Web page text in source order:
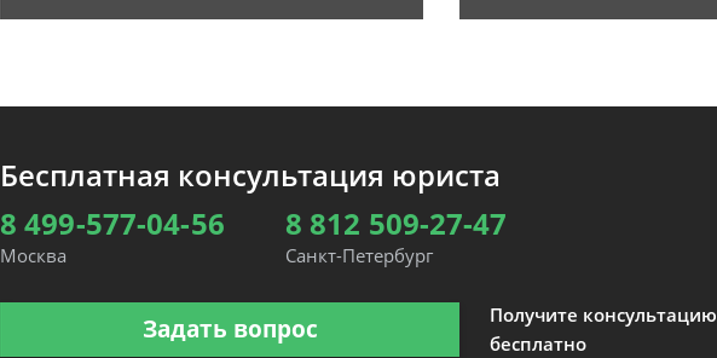
Бесплатная консультация юриста
8 499-577-04-56
Москва
8 812 509-27-47
Санкт-Петербург
Задать вопрос
Получите консультацию
бесплатно